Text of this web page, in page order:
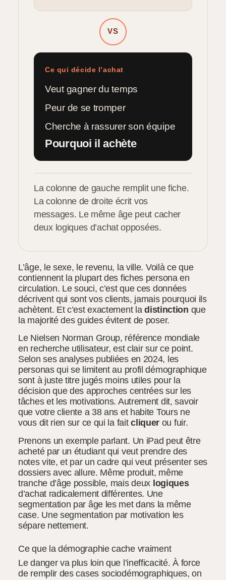
VS
Ce qui décide l’achat
Veut gagner du temps
Peur de se tromper
Cherche à rassurer son équipe
Pourquoi il achète
La colonne de gauche remplit une fiche.
La colonne de droite écrit vos
messages. Le même âge peut cacher
deux logiques d’achat opposées.
L’âge, le sexe, le revenu, la ville. Voilà ce que
contiennent la plupart des fiches persona en
circulation. Le souci, c’est que ces données
décrivent qui sont vos clients, jamais pourquoi ils
achètent. Et c’est exactement ladistinction que
la majorité des guides évitent de poser.
Le Nielsen Norman Group, référence mondiale
en recherche utilisateur, est clair sur ce point.
Selon ses analyses publiées en 2024, les
personas qui se limitent au profil démographique
sont à juste titre jugés moins utiles pour la
décision que des approches centrées sur les
tâches et les motivations. Autrement dit, savoir
que votre cliente a 38 ans et habite Tours ne
vous dit rien sur ce qui la faitcliquer ou fuir.
Prenons un exemple parlant. Un iPad peut être
acheté par un étudiant qui veut prendre des
notes vite, et par un cadre qui veut présenter ses
dossiers avec allure. Même produit, même
tranche d’âge possible, mais deux logiques
d’achat radicalement différentes. Une
segmentation par âge les met dans la même
case. Une segmentation par motivation les
sépare nettement.
Ce que la démographie cache vraiment
Le danger va plus loin que l’inefficacité. À force
de remplir des cases sociodémographiques, on